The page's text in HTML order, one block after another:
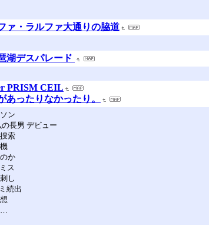
ァ・ラルファ大通りの脇道
湖デスパレード
PRISM CEIL
あったりなかったり。
ン
長男 デビュー
索
か
ス
し
続出
…